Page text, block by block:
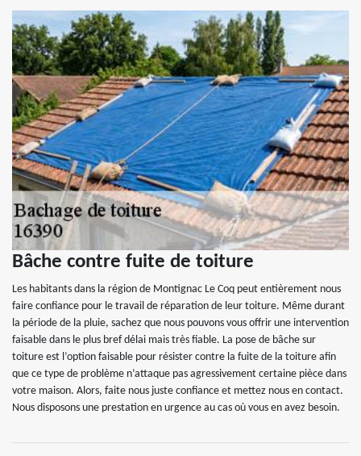
Bâche contre fuite de toiture
Les habitants dans la région de Montignac Le Coq peut entièrement nous
faire confiance pour le travail de réparation de leur toiture. Même durant
la période de la pluie, sachez que nous pouvons vous offrir une intervention
faisable dans le plus bref délai mais très fiable. La pose de bâche sur
toiture est l’option faisable pour résister contre la fuite de la toiture afin
que ce type de problème n’attaque pas agressivement certaine pièce dans
votre maison. Alors, faite nous juste confiance et mettez nous en contact.
Nous disposons une prestation en urgence au cas où vous en avez besoin.